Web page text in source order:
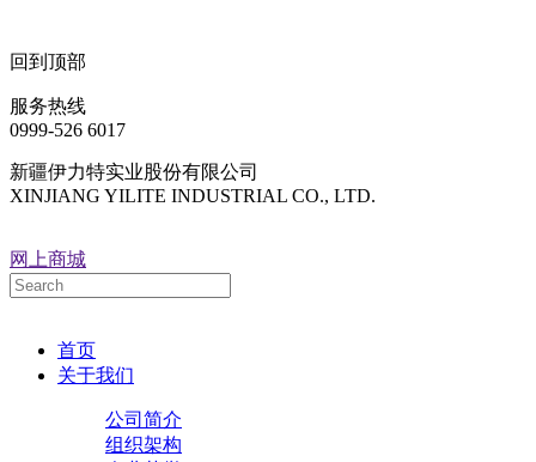
回到顶部
服务热线
0999-526 6017
新疆伊力特实业股份有限公司
XINJIANG YILITE INDUSTRIAL CO., LTD.
网上商城
首页
关于我们
公司简介
组织架构